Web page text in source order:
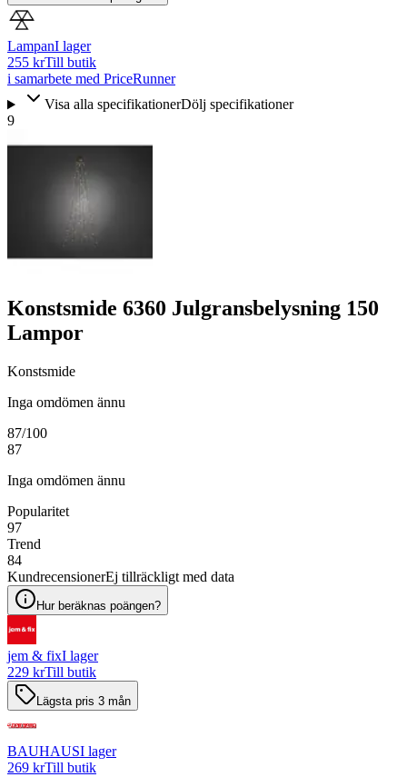
LampanI lager
255 krTill butik
i samarbete med PriceRunner
Visa alla specifikationerDölj specifikationer
9
Konstsmide 6360 Julgransbelysning 150
Lampor
Konstsmide
Inga omdömen ännu
87/100
87
Inga omdömen ännu
Popularitet
97
Trend
84
KundrecensionerEj tillräckligt med data
Hur beräknas poängen?
jem & fixI lager
229 krTill butik
Lägsta pris 3 mån
BAUHAUSI lager
269 krTill butik